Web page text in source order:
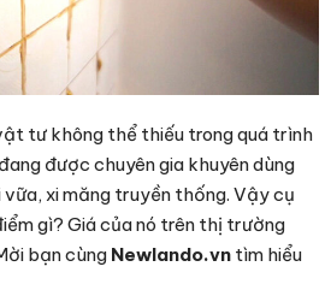
tư không thể thiếu trong quá trình
được chuyên gia khuyên dùng
xi măng truyền thống. Vậy cụ
gì? Giá của nó trên thị trường
bạn cùng Newlando.vn tìm hiểu